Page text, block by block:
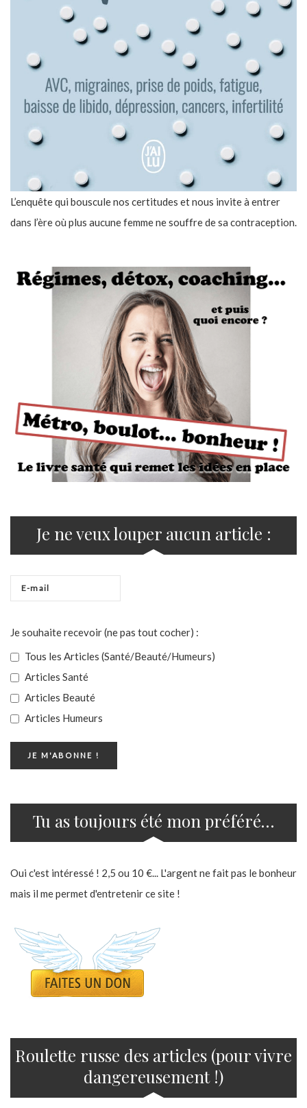
L’enquête qui bouscule nos certitudes et nous invite à entrer
dans l’ère où plus aucune femme ne souffre de sa contraception.
Je ne veux louper aucun article :
Je souhaite recevoir (ne pas tout cocher) :
Tous les Articles (Santé/Beauté/Humeurs)
Articles Santé
Articles Beauté
Articles Humeurs
Tu as toujours été mon préféré…
Oui c'est intéressé ! 2,5 ou 10 €... L'argent ne fait pas le bonheur
mais il me permet d'entretenir ce site !
Roulette russe des articles (pour vivre
dangereusement !)